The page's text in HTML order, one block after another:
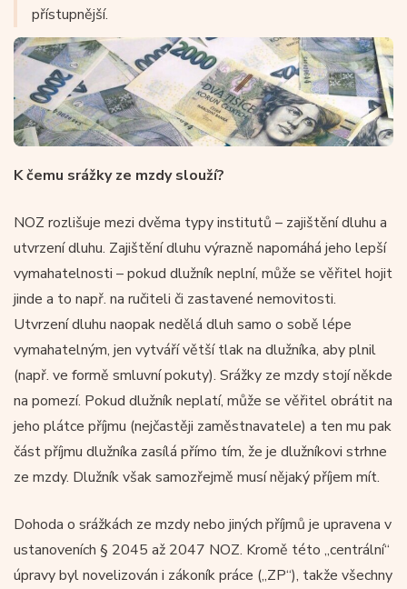
přístupnější.
K čemu srážky ze mzdy slouží?
NOZ rozlišuje mezi dvěma typy institutů – zajištění dluhu a
utvrzení dluhu. Zajištění dluhu výrazně napomáhá jeho lepší
vymahatelnosti – pokud dlužník neplní, může se věřitel hojit
jinde a to např. na ručiteli či zastavené nemovitosti.
Utvrzení dluhu naopak nedělá dluh samo o sobě lépe
vymahatelným, jen vytváří větší tlak na dlužníka, aby plnil
(např. ve formě smluvní pokuty). Srážky ze mzdy stojí někde
na pomezí. Pokud dlužník neplatí, může se věřitel obrátit na
jeho plátce příjmu (nejčastěji zaměstnavatele) a ten mu pak
část příjmu dlužníka zasílá přímo tím, že je dlužníkovi strhne
ze mzdy. Dlužník však samozřejmě musí nějaký příjem mít.
Dohoda o srážkách ze mzdy nebo jiných příjmů je upravena v
ustanoveních § 2045 až 2047 NOZ. Kromě této „centrální“
úpravy byl novelizován i zákoník práce („ZP“), takže všechny